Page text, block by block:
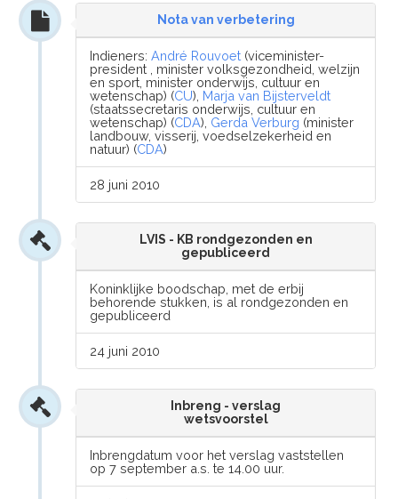
Nota van verbetering
Indieners:André Rouvoet (viceminister-
president , minister volksgezondheid, welzijn
en sport, minister onderwijs, cultuur en
wetenschap) (CU), Marja van Bijsterveldt
(staatssecretaris onderwijs, cultuur en
wetenschap) (CDA), Gerda Verburg (minister
landbouw, visserij, voedselzekerheid en
natuur) (CDA)
28 juni 2010
LVIS - KB rondgezonden en
gepubliceerd
Koninklijke boodschap, met de erbij
behorende stukken, is al rondgezonden en
gepubliceerd
24 juni 2010
Inbreng - verslag
wetsvoorstel
Inbrengdatum voor het verslag vaststellen
op 7 september a.s. te 14.00 uur.